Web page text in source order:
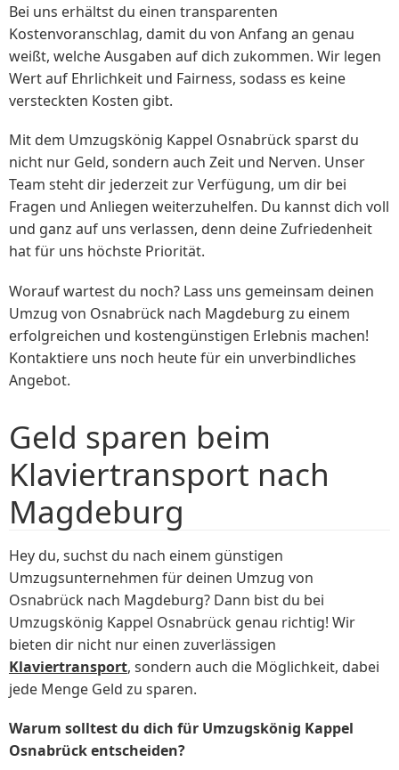
Bei uns erhältst du einen transparenten
Kostenvoranschlag, damit du von Anfang an genau
weißt, welche Ausgaben auf dich zukommen. Wir legen
Wert auf Ehrlichkeit und Fairness, sodass es keine
versteckten Kosten gibt.
Mit dem Umzugskönig Kappel Osnabrück sparst du
nicht nur Geld, sondern auch Zeit und Nerven. Unser
Team steht dir jederzeit zur Verfügung, um dir bei
Fragen und Anliegen weiterzuhelfen. Du kannst dich voll
und ganz auf uns verlassen, denn deine Zufriedenheit
hat für uns höchste Priorität.
Worauf wartest du noch? Lass uns gemeinsam deinen
Umzug von Osnabrück nach Magdeburg zu einem
erfolgreichen und kostengünstigen Erlebnis machen!
Kontaktiere uns noch heute für ein unverbindliches
Angebot.
Geld sparen beim
Klaviertransport nach
Magdeburg
Hey du, suchst du nach einem günstigen
Umzugsunternehmen für deinen Umzug von
Osnabrück nach Magdeburg? Dann bist du bei
Umzugskönig Kappel Osnabrück genau richtig! Wir
bieten dir nicht nur einen zuverlässigen
Klaviertransport, sondern auch die Möglichkeit, dabei
jede Menge Geld zu sparen.
Warum solltest du dich für Umzugskönig Kappel
Osnabrück entscheiden?